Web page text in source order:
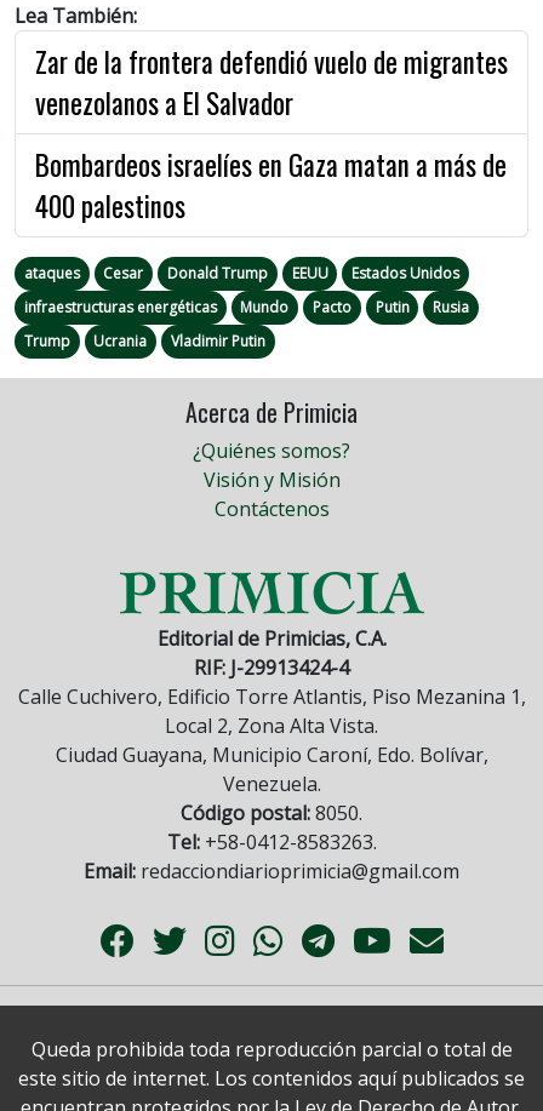
Lea También:
Zar de la frontera defendió vuelo de migrantes
venezolanos a El Salvador
Bombardeos israelíes en Gaza matan a más de
400 palestinos
ataques Cesar Donald Trump EEUU
Estados Unidos
infraestructuras energéticas
Mundo Pacto Putin
Rusia
Trump
Ucrania Vladimir Putin
Acerca de Primicia
¿Quiénes somos?
Visión y Misión
Contáctenos
Editorial de Primicias, C.A.
RIF: J-29913424-4
Calle Cuchivero, Edificio Torre Atlantis, Piso Mezanina 1,
Local 2, Zona Alta Vista.
Ciudad Guayana, Municipio Caroní, Edo. Bolívar,
Venezuela.
Código postal:8050.
Tel:+58-0412-8583263.
Email: redacciondiarioprimicia@gmail.com
Queda prohibida toda reproducción parcial o total de
este sitio de internet. Los contenidos aquí publicados se